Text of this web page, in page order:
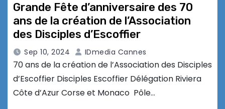
Grande Fête d’anniversaire des 70
ans de la création de l’Association
des Disciples d’Escoffier
Sep 10, 2024 IDmedia Cannes
70 ans de la création de l’Association des Disciples
d’Escoffier Disciples Escoffier Délégation Riviera
Côte d’Azur Corse et Monaco Pôle…